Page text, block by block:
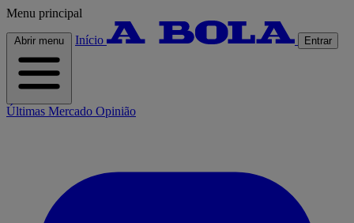
Menu principal
Abrir menu Início Entrar
Últimas Mercado Opinião